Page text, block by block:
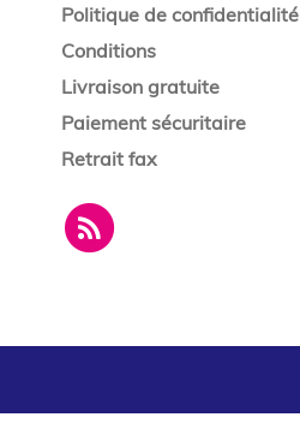
Politique de confidentialité
Conditions
Livraison gratuite
Paiement sécuritaire
Retrait fax